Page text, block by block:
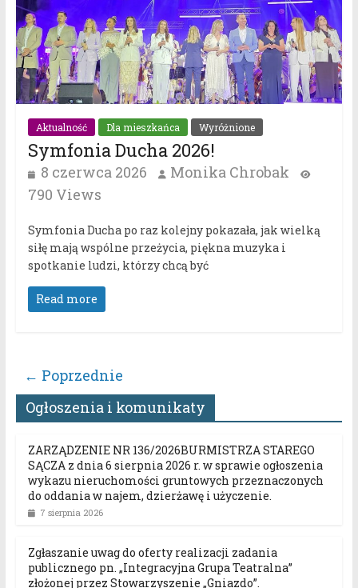
Aktualność Dla mieszkańca Wyróżnione
Symfonia Ducha 2026!
8 czerwca 2026
Monika Chrobak
790 Views
Symfonia Ducha po raz kolejny pokazała, jak wielką
siłę mają wspólne przeżycia, piękna muzyka i
spotkanie ludzi, którzy chcą być
Read more
← Poprzednie
Ogłoszenia i komunikaty
ZARZĄDZENIE NR 136/2026BURMISTRZA STAREGO
SĄCZA z dnia 6 sierpnia 2026 r. w sprawie ogłoszenia
wykazu nieruchomości gruntowych przeznaczonych
do oddania w najem, dzierżawę i użyczenie.
7 sierpnia 2026
Zgłaszanie uwag do oferty realizacji zadania
publicznego pn. „Integracyjna Grupa Teatralna”
złożonej przez Stowarzyszenie „Gniazdo”.